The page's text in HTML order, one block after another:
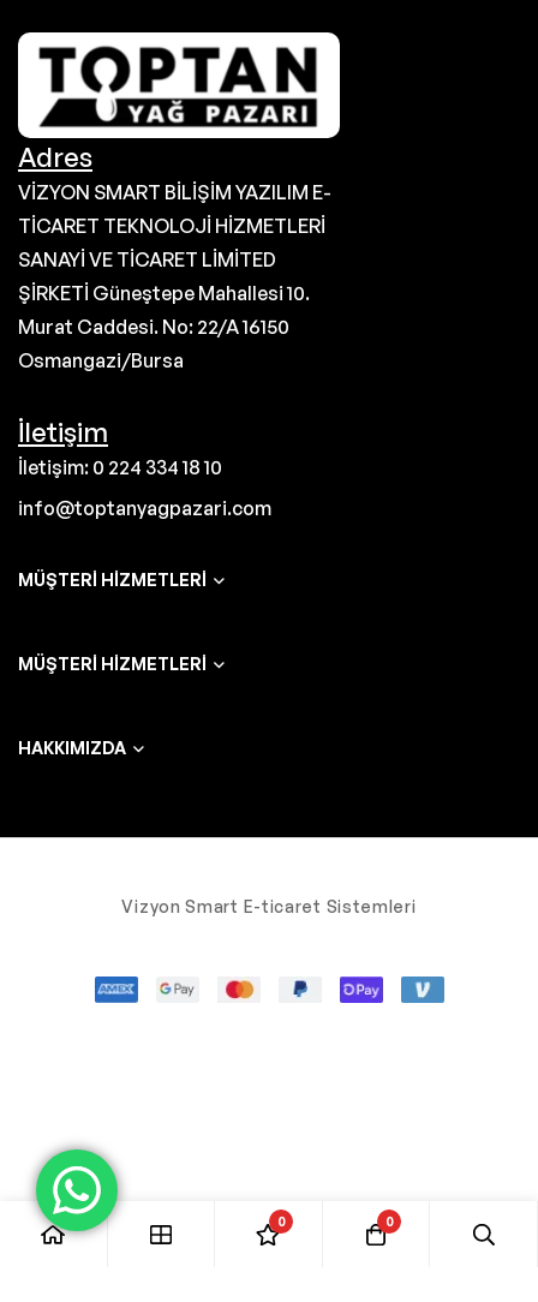
Adres
VİZYON SMART BİLİŞİM YAZILIM E-
TİCARET TEKNOLOJİ HİZMETLERİ
SANAYİ VE TİCARET LİMİTED
ŞİRKETİ Güneştepe Mahallesi 10.
Murat Caddesi. No: 22/A 16150
Osmangazi/Bursa
İletişim
İletişim: 0 224 334 18 10
info@toptanyagpazari.com
MÜŞTERI HIZMETLERI
MÜŞTERI HIZMETLERI
HAKKIMIZDA
Vizyon Smart E-ticaret Sistemleri
0 0